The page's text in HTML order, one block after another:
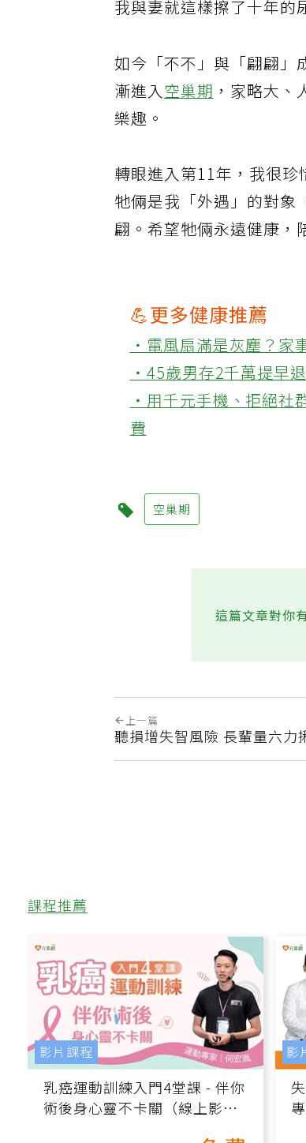
我與妻就這樣擦了十年的
如今「不不」與「翩翩」
漸進入空巢期 ，家略大
樂趣。
轉眼進入第11年，我很珍
牠倆是我「外遇」的對象
翩。希望牠倆永遠健康，
💪更多健康推薦
‧電風扇滿是灰塵？家
‧45歲男存2千萬提早
‧用千元手機、拒絕社
費
空巢期
這篇文章對你
上一篇
聽損增失智風險 長輩量六力
課程推薦
乳癌運動訓練入門4堂課 - 伴你
術後身心靈不卡關（線上影音
影片課程 影